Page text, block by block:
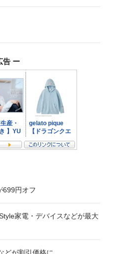
告 ー
699円オフ
家電・デバイスなどが最大
どが割引価格に